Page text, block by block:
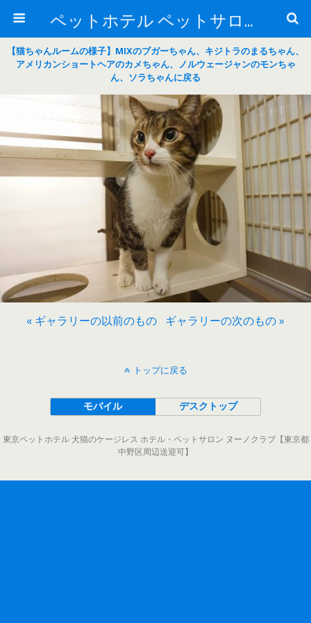
ペットホテル ペットサロン トリミングサロン 東京 ヌーノクラブのブログ
【猫ちゃんルームの様子】MIXのブガーちゃん、キジトラのまるちゃん、
アメリカンショートヘアのカメちゃん、ノルウェージャンのモンちゃ
ん、ソラちゃんに戻る
« ギャラリーの以前のもの ギャラリーの次のもの »
トップに戻る
モバイル デスクトップ
東京ペットホテル 犬猫のケージレス ホテル・ペットサロン ヌーノクラブ【東京都
中野区周辺送迎可】